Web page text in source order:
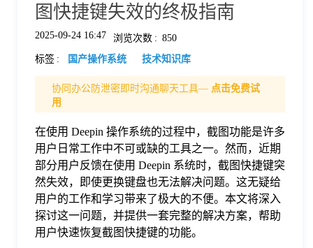
价
格
图快捷键失效的终极指南
2025-09-24 16:47 浏览次数 : 850
标签 : 国产操作系统 技术知识库
协同办公防泄密即时沟通聊天工具— 点击免费试
用
在使用 Deepin 操作系统的过程中，截图功能是许多
用户日常工作中不可或缺的工具之一。然而，近期
部分用户反馈在使用 Deepin 系统时，截图快捷键突
然失效，即使更换键盘也无法解决问题。这无疑给
用户的工作和学习带来了极大的不便。本文将深入
探讨这一问题，并提供一套完整的解决方案，帮助
用户快速恢复截图快捷键的功能。